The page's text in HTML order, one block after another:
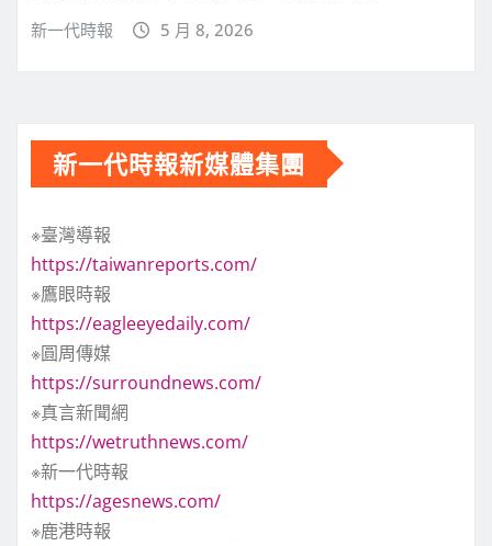
新一代時報 5 月 8, 2026
新一代時報新媒體集團
※臺灣導報
https://taiwanreports.com/
※鷹眼時報
https://eagleeyedaily.com/
※圓周傳媒
https://surroundnews.com/
※真言新聞網
https://wetruthnews.com/
※新一代時報
https://agesnews.com/
※鹿港時報